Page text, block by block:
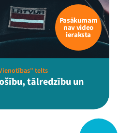
TikTok
Pasākumam
nav video
ieraksta
telts
tālredzību un